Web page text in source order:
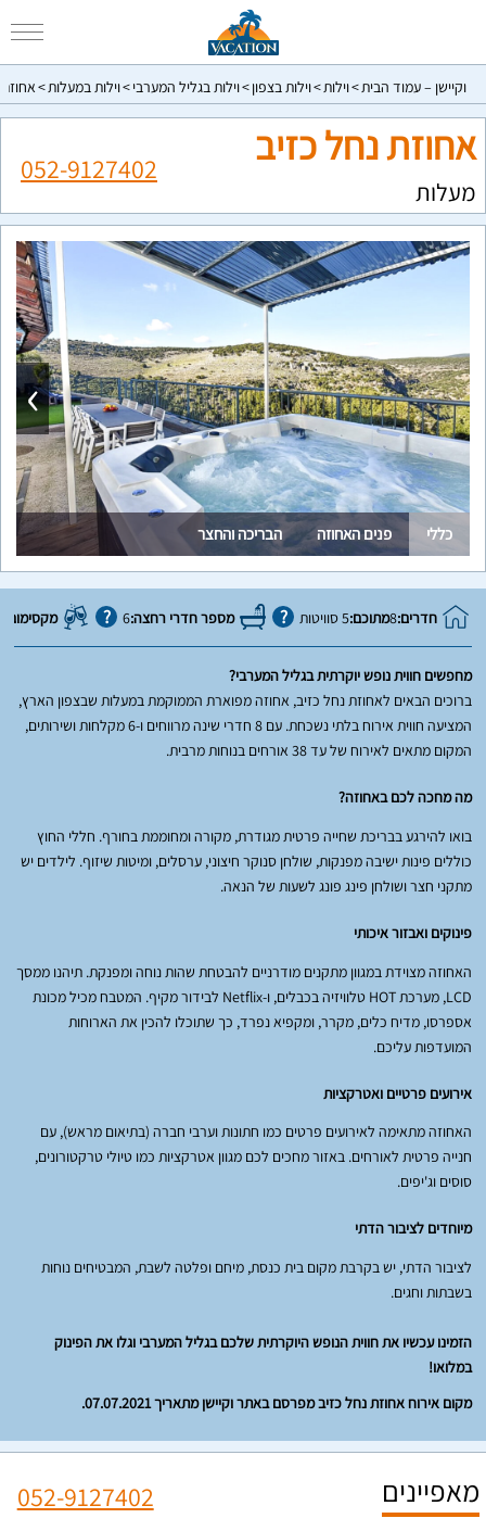
וקיישן – עמוד הבית וילות וילות בצפון וילות בגליל המערבי וילות במעלות
אחוזת נחל כזיב
מעלות
052-9127402
›
כללי פנים האחוזה הבריכה והחצר
חדרים:8מתוכם:5 סוויטות מספר חדרי רחצה:6 מקסימום
מחפשים חווית נופש יוקרתית בגליל המערבי?
ברוכים הבאים לאחוזת נחל כזיב, אחוזה מפוארת הממוקמת במעלות שבצפון הארץ,
המציעה חווית אירוח בלתי נשכחת. עם 8 חדרי שינה מרווחים ו-6 מקלחות ושירותים,
המקום מתאים לאירוח של עד 38 אורחים בנוחות מרבית.
מה מחכה לכם באחוזה?
בואו להירגע בבריכת שחייה פרטית מגודרת, מקורה ומחוממת בחורף. חללי החוץ
כוללים פינות ישיבה מפנקות, שולחן סנוקר חיצוני, ערסלים, ומיטות שיזוף. לילדים יש
מתקני חצר ושולחן פינג פונג לשעות של הנאה.
פינוקים ואבזור איכותי
האחוזה מצוידת במגוון מתקנים מודרניים להבטחת שהות נוחה ומפנקת. תיהנו ממסך
LCD, מערכת HOT טלוויזיה בכבלים, ו-Netflix לבידור מקיף. המטבח מכיל מכונת
אספרסו, מדיח כלים, מקרר, ומקפיא נפרד, כך שתוכלו להכין את הארוחות
המועדפות עליכם.
אירועים פרטיים ואטרקציות
האחוזה מתאימה לאירועים פרטים כמו חתונות וערבי חברה (בתיאום מראש), עם
חנייה פרטית לאורחים. באזור מחכים לכם מגוון אטרקציות כמו טיולי טרקטורונים,
סוסים וג'יפים.
מיוחדים לציבור הדתי
לציבור הדתי, יש בקרבת מקום בית כנסת, מיחם ופלטה לשבת, המבטיחים נוחות
בשבתות וחגים.
הזמינו עכשיו את חווית הנופש היוקרתית שלכם בגליל המערבי וגלו את הפינוק
במלואו!
מקום אירוח אחוזת נחל כזיב מפרסם באתר וקיישן מתאריך 07.07.2021.
מאפיינים 052-9127402